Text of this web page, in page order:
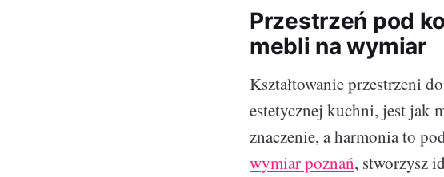
Przestrzeń pod
mebli na wymiar
Kształtowanie przestrzeni
estetycznej kuchni, jest jak
znaczenie, a harmonia to
wymiar poznań, stworzysz